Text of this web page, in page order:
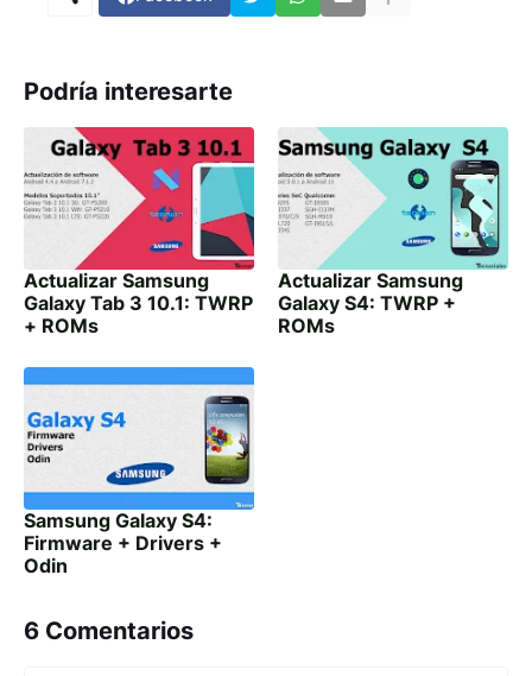
Podría interesarte
Actualizar Samsung
Galaxy Tab 3 10.1: TWRP
+ ROMs
Actualizar Samsung
Galaxy S4: TWRP +
ROMs
Samsung Galaxy S4:
Firmware + Drivers +
Odin
6 Comentarios